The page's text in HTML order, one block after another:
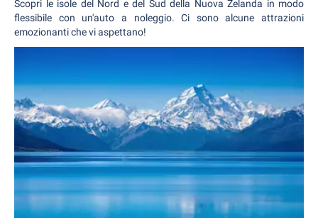
Scopri le isole del Nord e del Sud della Nuova Zelanda in modo
flessibile con un'auto a noleggio. Ci sono alcune attrazioni
emozionanti che vi aspettano!